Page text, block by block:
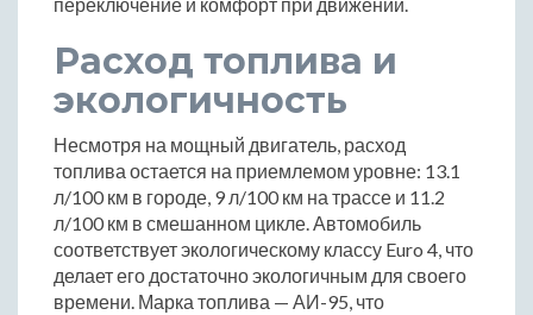
переключение и комфорт при движении.
Расход топлива и
экологичность
Несмотря на мощный двигатель, расход
топлива остается на приемлемом уровне: 13.1
л/100 км в городе, 9 л/100 км на трассе и 11.2
л/100 км в смешанном цикле. Автомобиль
соответствует экологическому классу Euro 4, что
делает его достаточно экологичным для своего
времени. Марка топлива — АИ-95, что